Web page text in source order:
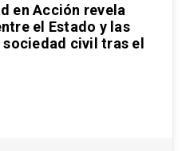
en Acción revela
el Estado y las
civil tras el